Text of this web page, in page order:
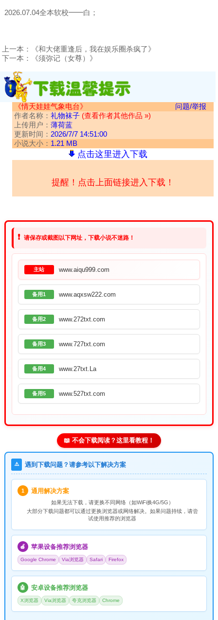
2026.07.04全本软校━━白；
上一本：
《和大佬重逢后，我在娱乐圈杀疯了》
下一本：
《须弥记（女尊）》
《情天娃娃气象电台》
问题/举报
作者名称： 礼物袜子 (查看作者其他作品 »)
上传用户： 薄荷蓝
更新时间： 2026/7/7 14:51:00
小说大小： 1.21 MB
点击这里进入下载
提醒！点击上面链接进入下载！
❗ 请保存或截图以下网址，下载小说不迷路！
主站 www.aiqu999.com
备用1 www.aqxsw222.com
备用2 www.272txt.com
备用3 www.727txt.com
备用4 www.27txt.La
备用5 www.527txt.com
📖 不会下载阅读？这里看教程！
⚠️ 遇到下载问题？请参考以下解决方案
1 通用解决方案
如果无法下载，请更换不同网络（如WiFi换4G/5G）
大部分下载问题都可以通过更换浏览器或网络解决。如果问题持续，请尝
试使用推荐的浏览器
🍎 苹果设备推荐浏览器
Google Chrome Via浏览器 Safari Firefox
🤖 安卓设备推荐浏览器
X浏览器 Via浏览器 夸克浏览器 Chrome